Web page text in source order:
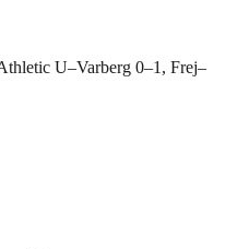
U–Varberg 0–1, Frej–